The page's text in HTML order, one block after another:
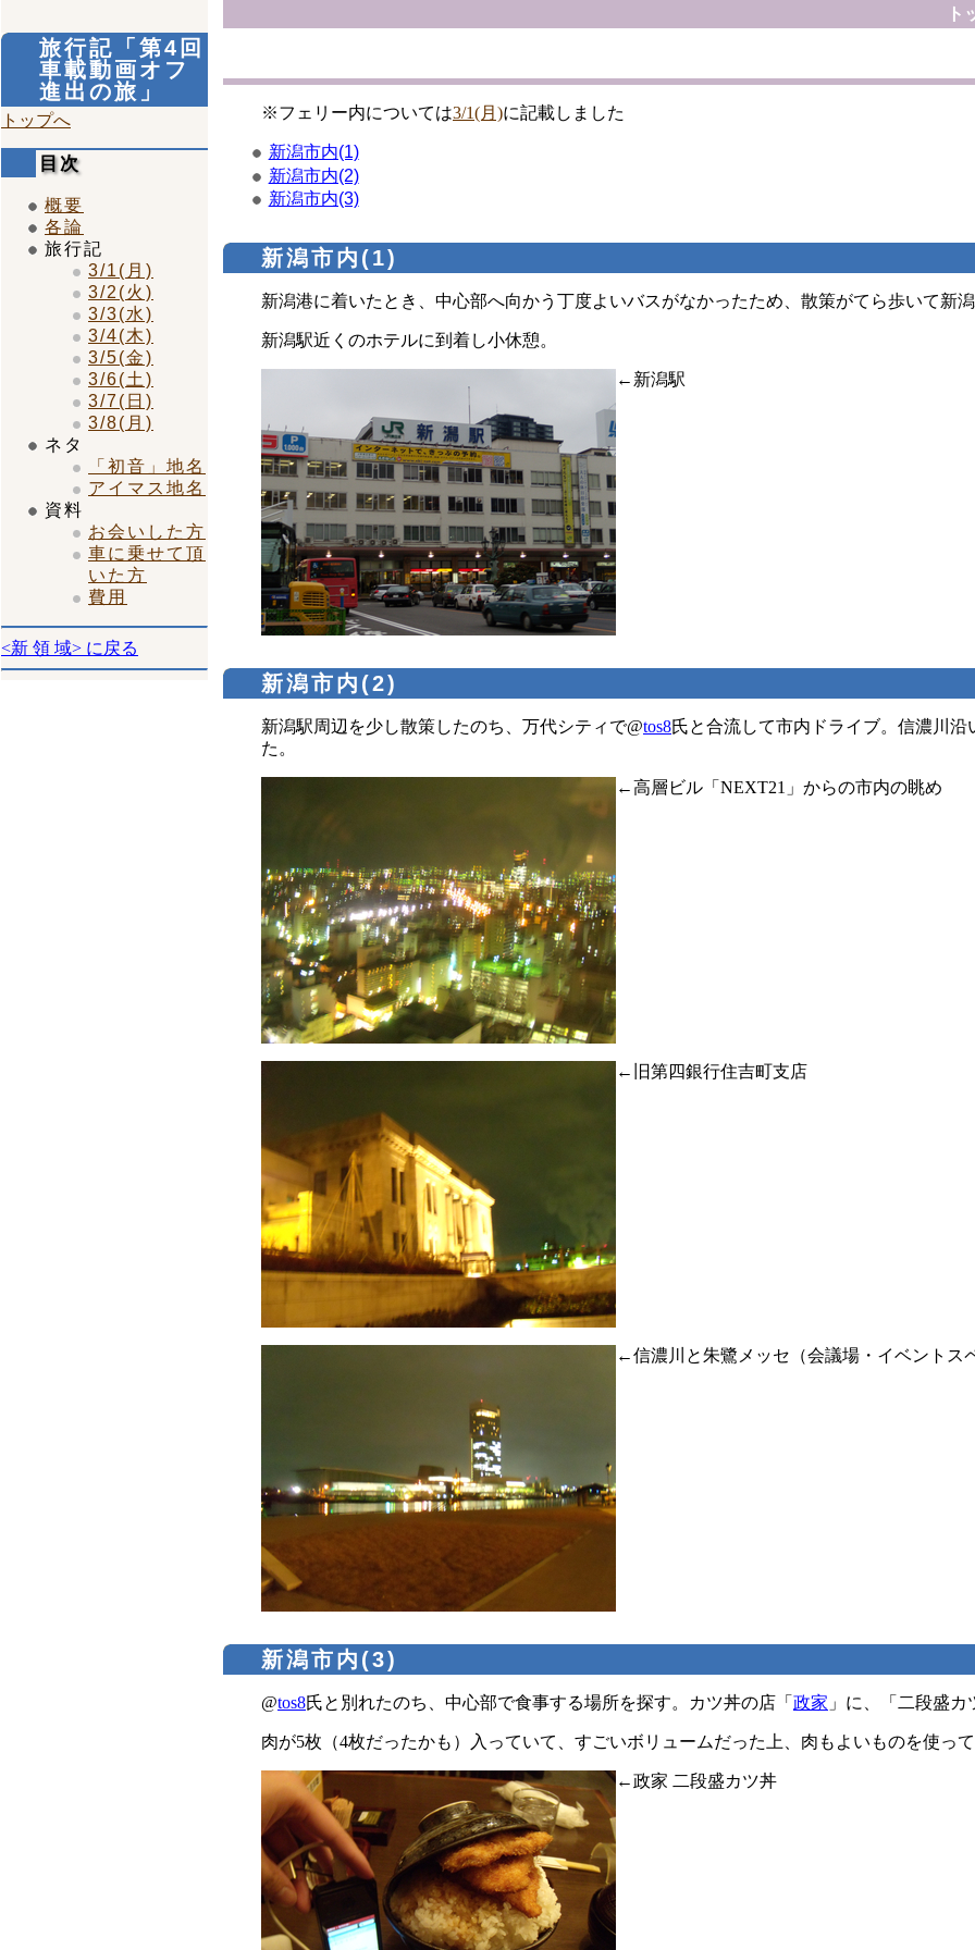
ト
※フェリー内については3/1(月)に記載しました
新潟市内(1)
新潟市内(2)
新潟市内(3)
新潟市内(1)
新潟港に着いたとき、中心部へ向かう丁度よいバスがなかったため、散策がてら歩いて新
新潟駅近くのホテルに到着し小休憩。
←新潟駅
新潟市内(2)
新潟駅周辺を少し散策したのち、万代シティで@tos8氏と合流して市内ドライブ。信濃川
た。
←高層ビル「NEXT21」からの市内の眺め
←旧第四銀行住吉町支店
←信濃川と朱鷺メッセ（会議場・イベントス
新潟市内(3)
@tos8氏と別れたのち、中心部で食事する場所を探す。カツ丼の店「 政家 」に、「二段盛
肉が5枚（4枚だったかも）入っていて、すごいボリュームだった上、肉もよいものを使っ
←政家 二段盛カツ丼
旅行記「第4回
車載動画オフ
進出の旅」
トップへ
目次
概要
各論
旅行記
3/1(月)
3/2(火)
3/3(水)
3/4(木)
3/5(金)
3/6(土)
3/7(日)
3/8(月)
ネタ
「初音」地名
アイマス地名
資料
お会いした方
車に乗せて頂
いた方
費用
<新 領 域> に戻る